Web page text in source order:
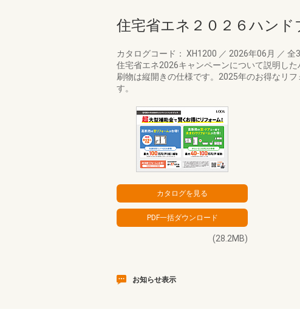
住宅省エネ２０２６ハンド
カタログコード： XH1200 ／ 2026年06月 ／ 全
住宅省エネ2026キャンペーンについて説明し
刷物は縦開きの仕様です。2025年のお得なリ
す。
(28.2MB)
お知らせ表示